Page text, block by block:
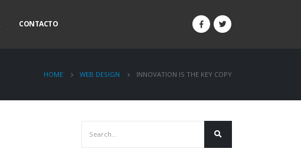
CONTACTO
HOME WEB DESIGN INNOVATION IS THE KEY COPY